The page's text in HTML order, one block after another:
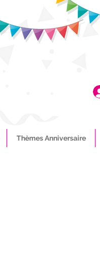
Thèmes Anniversaire